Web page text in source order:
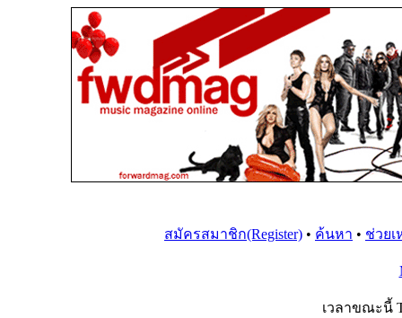
สมัครสมาชิก(Register) • ค้นหา • ช่วยเ
เวลาขณะนี้